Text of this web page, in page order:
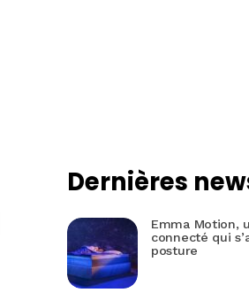
Dernières
Emma Motion,
connecté qui
posture